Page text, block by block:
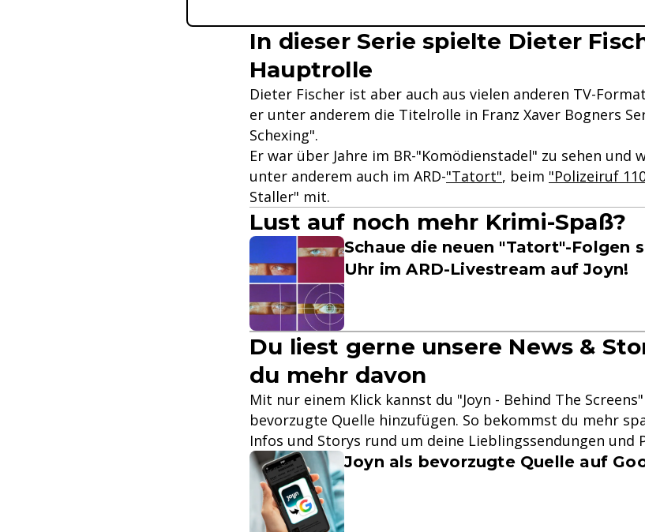
In dieser Serie spielte Dieter
Hauptrolle
Dieter Fischer ist aber auch aus vielen anderen TV-
er unter anderem die Titelrolle in Franz Xaver Bogners
Schexing".
Er war über Jahre im BR-"Komödienstadel" zu sehen und
unter anderem auch im ARD-"Tatort", beim "Polizeiruf
Staller" mit.
Lust auf noch mehr Krimi-Spaß?
Schaue die neuen "Tatort"-Folgen
Uhr im ARD-Livestream auf Joyn!
Du liest gerne unsere News &
du mehr davon
Mit nur einem Klick kannst du "Joyn - Behind The
bevorzugte Quelle hinzufügen. So bekommst du mehr
Infos und Storys rund um deine Lieblingssendungen und
Joyn als bevorzugte Quelle auf